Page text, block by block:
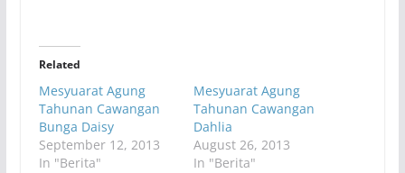
Related
Mesyuarat Agung
Tahunan Cawangan
Bunga Daisy
September 12, 2013
In "Berita"
Mesyuarat Agung
Tahunan Cawangan
Dahlia
August 26, 2013
In "Berita"